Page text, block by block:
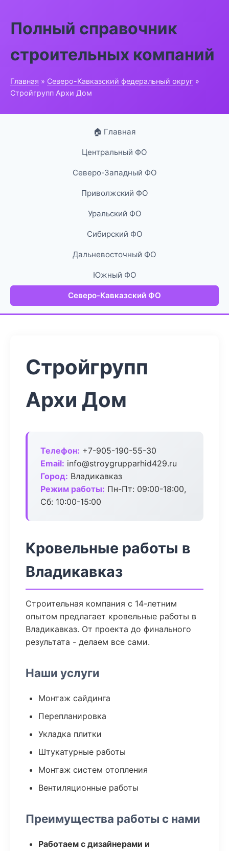
Полный справочник
строительных компаний
Главная » Северо-Кавказский федеральный округ »
Стройгрупп Архи Дом
🏠 Главная
Центральный ФО
Северо-Западный ФО
Приволжский ФО
Уральский ФО
Сибирский ФО
Дальневосточный ФО
Южный ФО
Северо-Кавказский ФО
Стройгрупп
Архи Дом
Телефон: +7-905-190-55-30
Email: info@stroygrupparhid429.ru
Город: Владикавказ
Режим работы: Пн-Пт: 09:00-18:00,
Сб: 10:00-15:00
Кровельные работы в
Владикавказ
Строительная компания с 14-летним
опытом предлагает кровельные работы в
Владикавказ. От проекта до финального
результата - делаем все сами.
Наши услуги
Монтаж сайдинга
Перепланировка
Укладка плитки
Штукатурные работы
Монтаж систем отопления
Вентиляционные работы
Преимущества работы с нами
Работаем с дизайнерами и